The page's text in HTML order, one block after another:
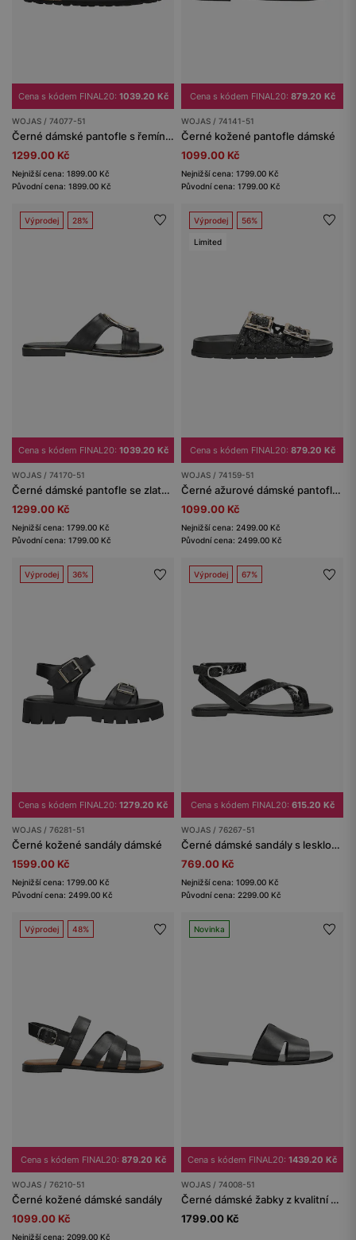
Cena s kódem FINAL20: 1039.20 Kč
WOJAS / 74077-51
Černé dámské pantofle s řemínky a korkovou podrážkou
1299.00 Kč
Nejnižší cena: 1899.00 Kč
Původní cena: 1899.00 Kč
Cena s kódem FINAL20: 879.20 Kč
WOJAS / 74141-51
Černé kožené pantofle dámské
1099.00 Kč
Nejnižší cena: 1799.00 Kč
Původní cena: 1799.00 Kč
Výprodej 28%
Cena s kódem FINAL20: 1039.20 Kč
WOJAS / 74170-51
Černé dámské pantofle se zlatou ozdobou
1299.00 Kč
Nejnižší cena: 1799.00 Kč
Původní cena: 1799.00 Kč
Výprodej 56%
Limited
Cena s kódem FINAL20: 879.20 Kč
WOJAS / 74159-51
Černé ažurové dámské pantofle z lícové kůže se zlatými přezkami
1099.00 Kč
Nejnižší cena: 2499.00 Kč
Původní cena: 2499.00 Kč
Výprodej 36%
Cena s kódem FINAL20: 1279.20 Kč
WOJAS / 76281-51
Černé kožené sandály dámské
1599.00 Kč
Nejnižší cena: 1799.00 Kč
Původní cena: 2499.00 Kč
Výprodej 67%
Cena s kódem FINAL20: 615.20 Kč
WOJAS / 76267-51
Černé dámské sandály s lesklou texturou
769.00 Kč
Nejnižší cena: 1099.00 Kč
Původní cena: 2299.00 Kč
Výprodej 48%
Cena s kódem FINAL20: 879.20 Kč
WOJAS / 76210-51
Černé kožené dámské sandály
1099.00 Kč
Nejnižší cena: 2099.00 Kč
Novinka
Cena s kódem FINAL20: 1439.20 Kč
WOJAS / 74008-51
Černé dámské žabky z kvalitní hladké kůže
1799.00 Kč